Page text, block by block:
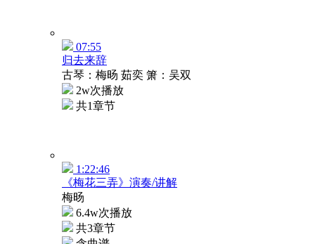
07:55
归去来辞
古琴：梅旸 茹奕 箫：吴双
2w次播放
共1章节
1:22:46
《梅花三弄》演奏/讲解
梅旸
6.4w次播放
共3章节